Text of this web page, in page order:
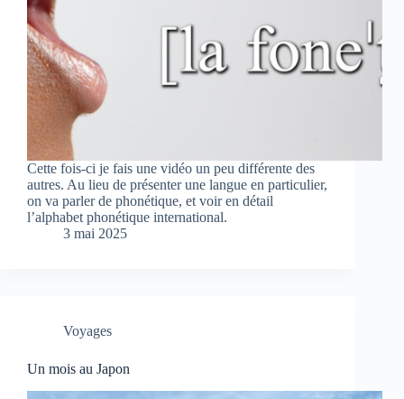
Cette fois-ci je fais une vidéo un peu différente des
autres. Au lieu de présenter une langue en particulier,
on va parler de phonétique, et voir en détail
l’alphabet phonétique international.
3 mai 2025
Voyages
Un mois au Japon